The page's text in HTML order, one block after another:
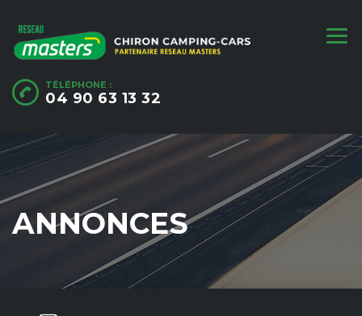
TÉLÉPHONE :
04 90 63 13 32
ANNONCES